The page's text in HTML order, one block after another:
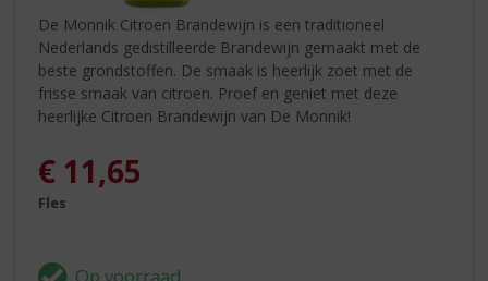
De Monnik Citroen Brandewijn is een traditioneel
Nederlands gedistilleerde Brandewijn gemaakt met de
beste grondstoffen. De smaak is heerlijk zoet met de
frisse smaak van citroen. Proef en geniet met deze
heerlijke Citroen Brandewijn van De Monnik!
€ 11,65
Fles